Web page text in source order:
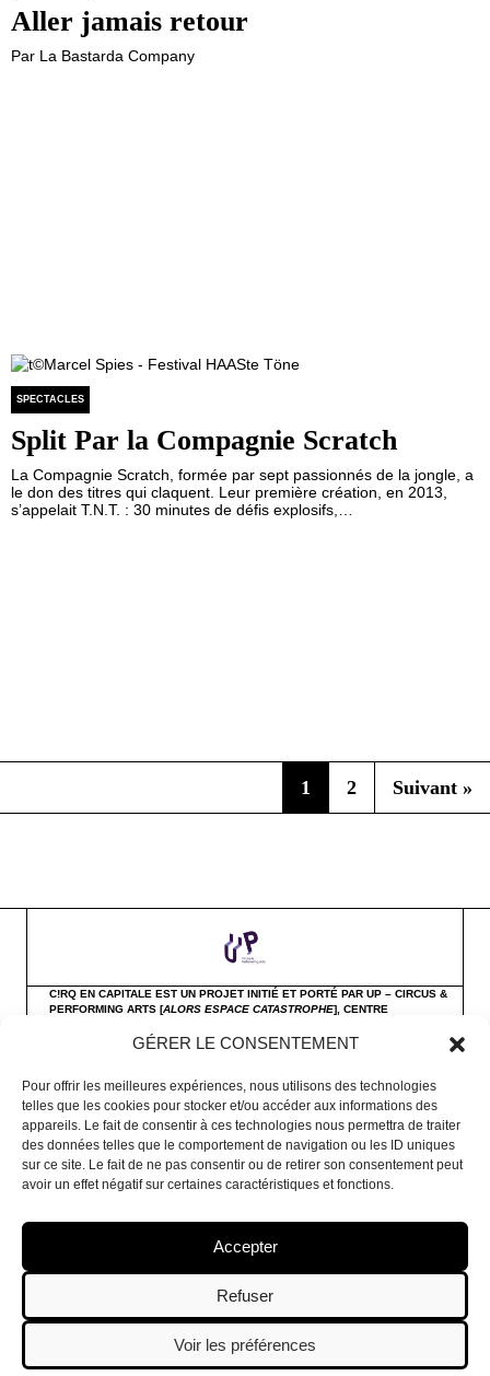
GÉRER LE CONSENTEMENT
Pour offrir les meilleures expériences, nous utilisons des technologies
telles que les cookies pour stocker et/ou accéder aux informations des
appareils. Le fait de consentir à ces technologies nous permettra de traiter
des données telles que le comportement de navigation ou les ID uniques
sur ce site. Le fait de ne pas consentir ou de retirer son consentement peut
avoir un effet négatif sur certaines caractéristiques et fonctions.
Accepter
Refuser
Voir les préférences
Aller jamais retour
Par La Bastarda Company
SPECTACLES
Split Par la Compagnie Scratch
La Compagnie Scratch, formée par sept passionnés de la jongle, a
le don des titres qui claquent. Leur première création, en 2013,
s’appelait T.N.T. : 30 minutes de défis explosifs,…
1 2 Suivant »
C!RQ EN CAPITALE EST UN PROJET INITIÉ ET PORTÉ PAR UP – CIRCUS &
PERFORMING ARTS [ALORS ESPACE CATASTROPHE], CENTRE
© UP – Circus & Performing Arts2018